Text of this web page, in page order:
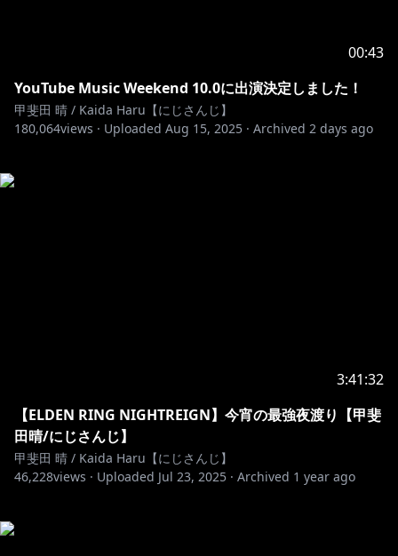
00:43
YouTube Music Weekend 10.0に出演決定しました！
甲斐田 晴 / Kaida Haru【にじさんじ】
180,064views · Uploaded Aug 15, 2025 · Archived 2 days ago
3:41:32
【ELDEN RING NIGHTREIGN】今宵の最強夜渡り【甲斐
田晴/にじさんじ】
甲斐田 晴 / Kaida Haru【にじさんじ】
46,228views · Uploaded Jul 23, 2025 · Archived 1 year ago